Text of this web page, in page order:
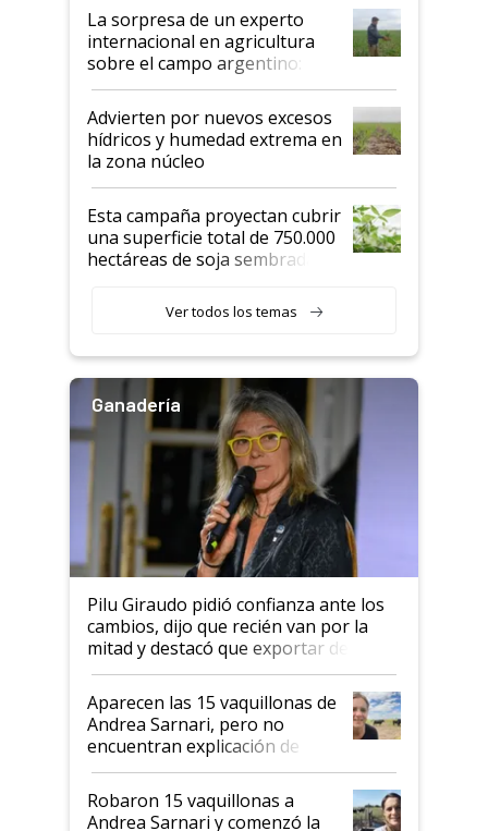
La sorpresa de un experto
internacional en agricultura
sobre el campo argentino:
"Estoy muy impresionado"
Advierten por nuevos excesos
hídricos y humedad extrema en
la zona núcleo
Esta campaña proyectan cubrir
una superficie total de 750.000
hectáreas de soja sembradas
variedades que marcan un
salto tecnológico en genética y
Ver todos los temas
Ganadería
Pilu Giraudo pidió confianza ante los
cambios, dijo que recién van por la
mitad y destacó que exportar dejó de
ser "para unos pocos": "Tenemos un
mandato muy claro del gobierno
nacional"
Aparecen las 15 vaquillonas de
Andrea Sarnari, pero no
encuentran explicación de
cómo llegaron allí
Robaron 15 vaquillonas a
Andrea Sarnari y comenzó la